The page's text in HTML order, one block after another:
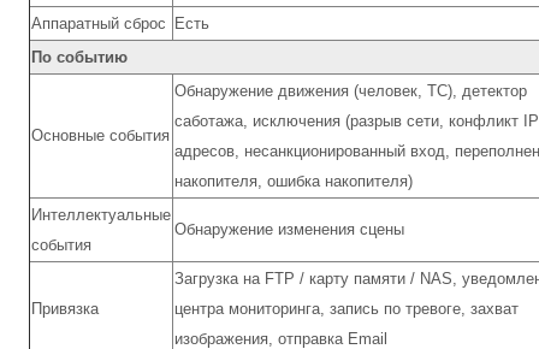
Аппаратный сброс
Есть
По событию
Основные события
Обнаружение движения (человек, ТС), детектор
саботажа, исключения (разрыв сети, конфликт
адресов, несанкционированный вход,
накопителя, ошибка накопителя)
Интеллектуальные
события
Обнаружение изменения сцены
Привязка
Загрузка на FTP / карту памяти / NAS,
центра мониторинга, запись по тревоге, захват
изображения, отправка Email